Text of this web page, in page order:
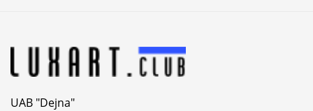
UAB "Dejna"